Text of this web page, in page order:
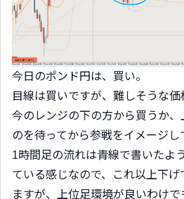
今日のポンド円は、買い。
目線は買いですが、難しそうな価
今のレンジの下の方から買うか
のを待ってから参戦をイメージし
1時間足の流れは青線で書いたよ
ている感じなので、これ以上下げ
ますが、上位足環境が良いわけ